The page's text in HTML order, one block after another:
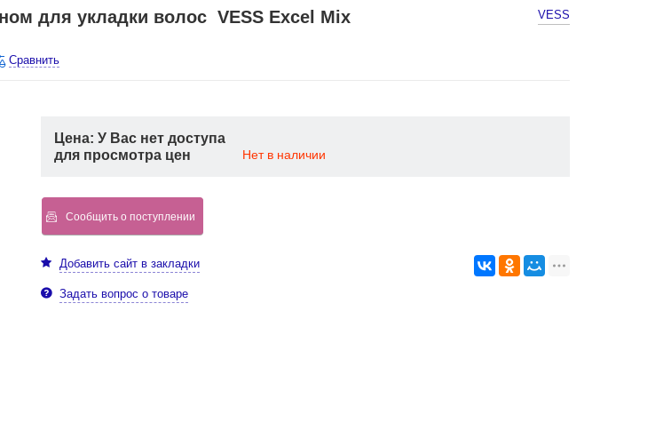
для укладки волос VESS Excel Mix
Сравнить
VESS
Цена: У Вас нет доступа
для просмотра цен
Нет в наличии
Сообщить о поступлении
Добавить сайт в закладки
Задать вопрос о товаре